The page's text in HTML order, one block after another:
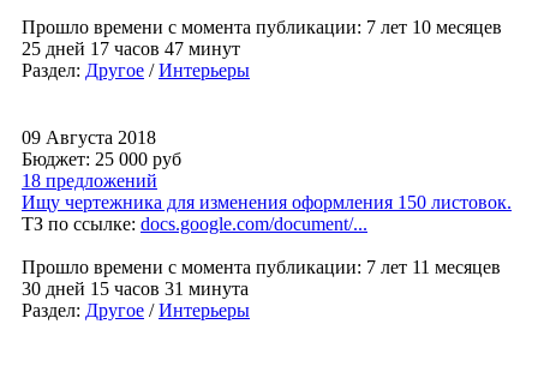
Прошло времени с момента публикации: 7 лет 10 месяцев
25 дней 17 часов 47 минут
Раздел: Другое /Интерьеры
09 Августа 2018
Бюджет: 25 000 руб
18 предложений
Ищу чертежника для изменения оформления 150 листовок.
ТЗ по ссылке: docs.google.com/document/...
Прошло времени с момента публикации: 7 лет 11 месяцев
30 дней 15 часов 31 минута
Раздел: Другое /Интерьеры